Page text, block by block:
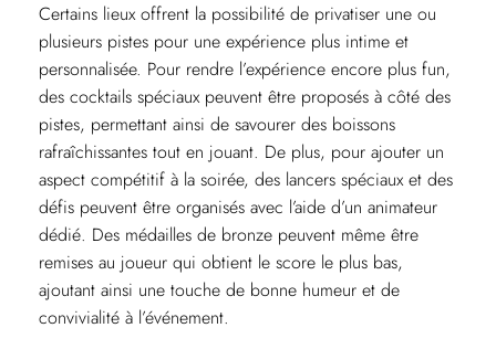
Certains lieux offrent la possibilité de privatiser une ou
plusieurs pistes pour une expérience plus intime et
personnalisée. Pour rendre l’expérience encore plus fun,
des cocktails spéciaux peuvent être proposés à côté des
pistes, permettant ainsi de savourer des boissons
rafraîchissantes tout en jouant. De plus, pour ajouter un
aspect compétitif à la soirée, des lancers spéciaux et des
défis peuvent être organisés avec l’aide d’un animateur
dédié. Des médailles de bronze peuvent même être
remises au joueur qui obtient le score le plus bas,
ajoutant ainsi une touche de bonne humeur et de
convivialité à l’événement.